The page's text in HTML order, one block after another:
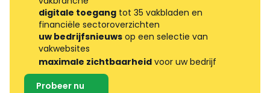
digitale toegang tot 35 vakbladen en
financiële sectoroverzichten
uw bedrijfsnieuws op een selectie van
vakwebsites
maximale zichtbaarheid voor uw bedrijf
Probeer nu